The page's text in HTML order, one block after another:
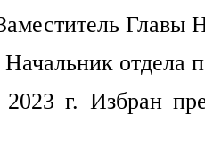
Главы
Начальник
г. Избран